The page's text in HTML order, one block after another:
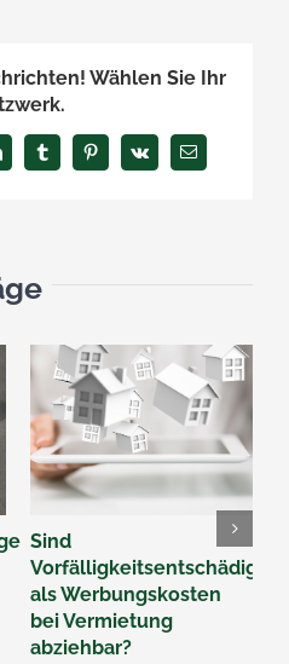
Wählen Sie Ihr
TumblrPinterest
Vk
E-
Mail
Sind
als Werbungskosten
bei Vermietung
abziehbar?